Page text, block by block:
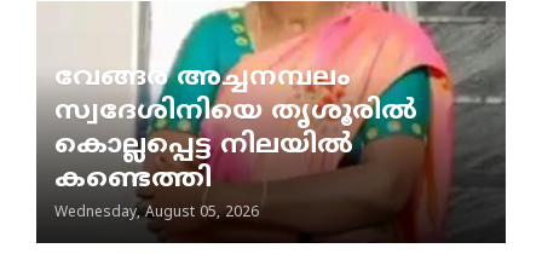
വേങ്ങര അച്ചനമ്പലം
സ്വദേശിനിയെ തൃശൂരിൽ
കൊല്ലപ്പെട്ട നിലയിൽ
കണ്ടെത്തി
Wednesday, August 05, 2026